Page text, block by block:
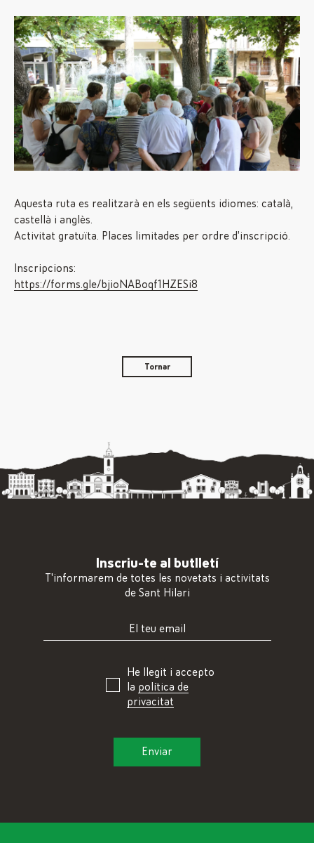
Aquesta ruta es realitzarà en els següents idiomes: català,
castellà i anglès.
Activitat gratuïta. Places limitades per ordre d’inscripció.
Inscripcions:
https://forms.gle/bjioNABoqf1HZESi8
Tornar
Inscriu-te al butlletí
T'informarem de totes les novetats i activitats
de Sant Hilari
He llegit i accepto
la política de
privacitat